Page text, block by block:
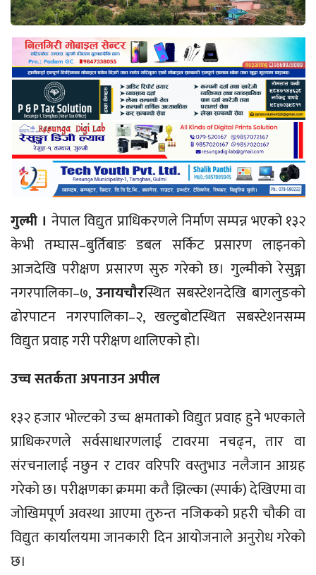
गुल्मी ।नेपाल विद्युत प्राधिकरणले निर्माण सम्पन्न भएको १३२
केभी तम्घास–बुर्तिबाङ डबल सर्किट प्रसारण लाइनको
आजदेखि परीक्षण प्रसारण सुरु गरेको छ। गुल्मीको रेसुङ्गा
नगरपालिका–७, उनायचौरस्थित सबस्टेशनदेखि बागलुङको
ढोरपाटन नगरपालिका–२, खल्टुबोटस्थित सबस्टेशनसम्म
विद्युत प्रवाह गरी परीक्षण थालिएको हो।
उच्च सतर्कता अपनाउन अपील
१३२ हजार भोल्टको उच्च क्षमताको विद्युत प्रवाह हुने भएकाले
प्राधिकरणले सर्वसाधारणलाई टावरमा नचढ्न, तार वा
संरचनालाई नछुन र टावर वरिपरि वस्तुभाउ नलैजान आग्रह
गरेको छ। परीक्षणका क्रममा कतै झिल्का (स्पार्क) देखिएमा वा
जोखिमपूर्ण अवस्था आएमा तुरुन्त नजिकको प्रहरी चौकी वा
विद्युत कार्यालयमा जानकारी दिन आयोजनाले अनुरोध गरेको
छ।